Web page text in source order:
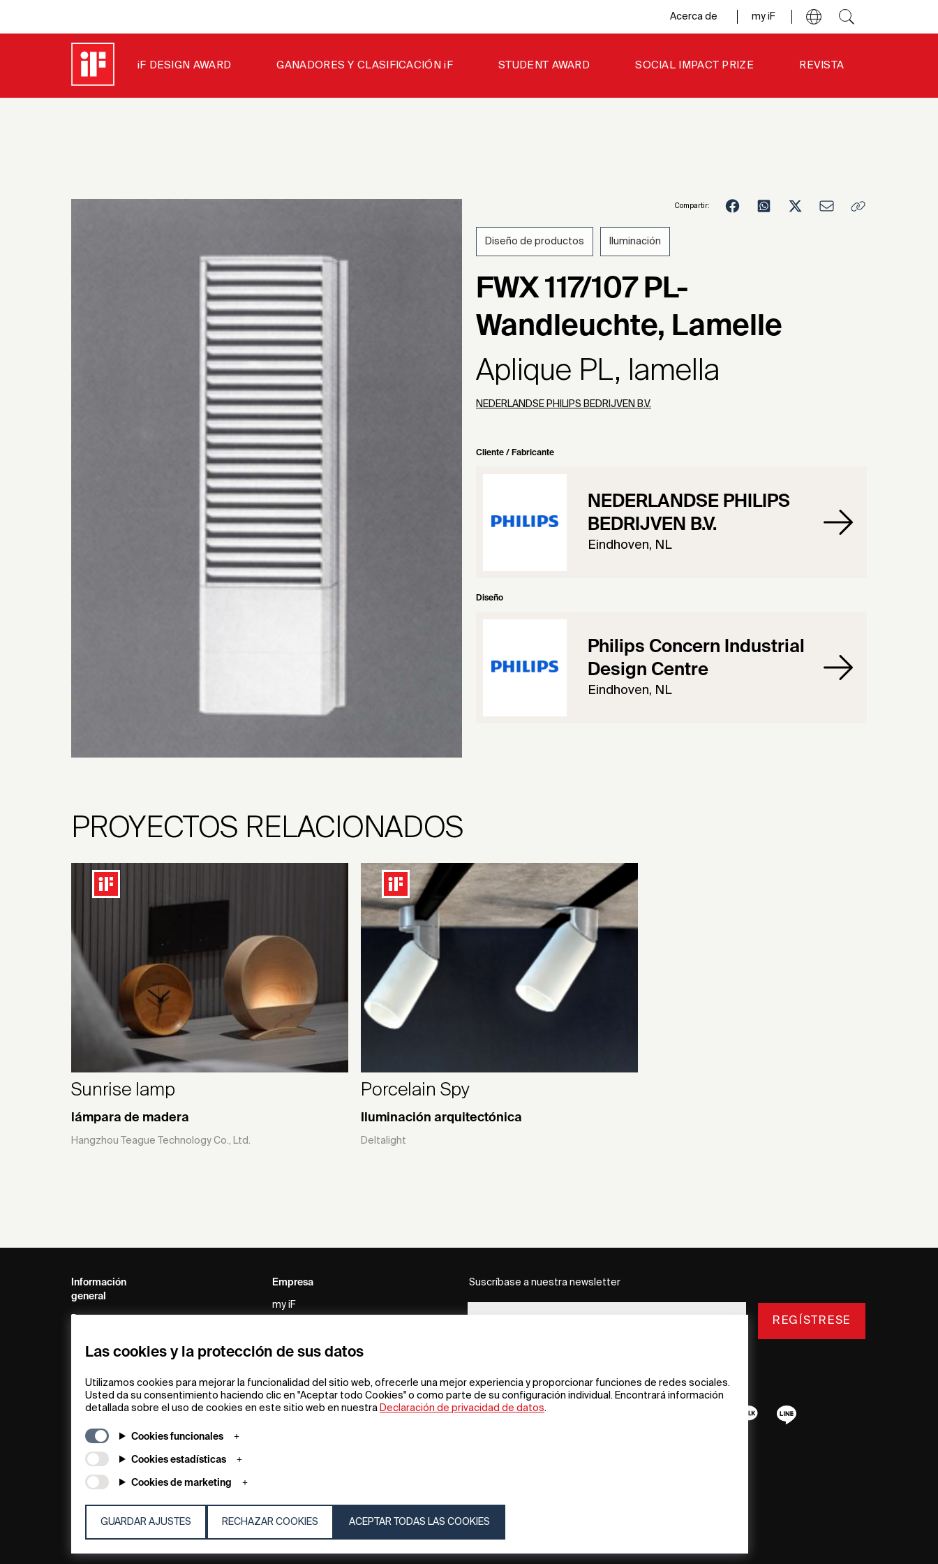
Las cookies y la protección de sus datos
Utilizamos cookies para mejorar la funcionalidad del sitio web, ofrecerle una mejor experiencia y proporcionar funciones de redes sociales.
Usted da su consentimiento haciendo clic en "Aceptar todo Cookies" o como parte de su configuración individual. Encontrará información
detallada sobre el uso de cookies en este sitio web en nuestra Declaración de privacidad de datos.
Cookies funcionales
Cookies estadísticas
Cookies de marketing
GUARDAR AJUSTES RECHAZAR COOKIES ACEPTAR TODAS LAS COOKIES
Acerca de my iF
iF DESIGN AWARD GANADORES Y CLASIFICACIÓN iF STUDENT AWARD SOCIAL IMPACT PRIZE REVISTA
Compartir:
Diseño de productos Iluminación
FWX 117/107 PL-
Wandleuchte, Lamelle
Aplique PL, lamella
NEDERLANDSE PHILIPS BEDRIJVEN B.V.
Cliente / Fabricante
NEDERLANDSE PHILIPS
BEDRIJVEN B.V.
Eindhoven, NL
Diseño
Philips Concern Industrial
Design Centre
Eindhoven, NL
PROYECTOS RELACIONADOS
Sunrise lamp
lámpara de madera
Hangzhou Teague Technology Co., Ltd.
Porcelain Spy
Iluminación arquitectónica
Deltalight
Información
general
Descargas
generales
Términos de la rifa
Aviso legal
Declaración de
protección de
datos
Política de cookies
Empresa
my iF
prensa
Design
Acerca de
Póngase en
Suscríbase a nuestra newsletter
REGÍSTRESE